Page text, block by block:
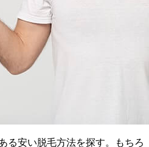
る安い脱毛方法を探す。もちろ